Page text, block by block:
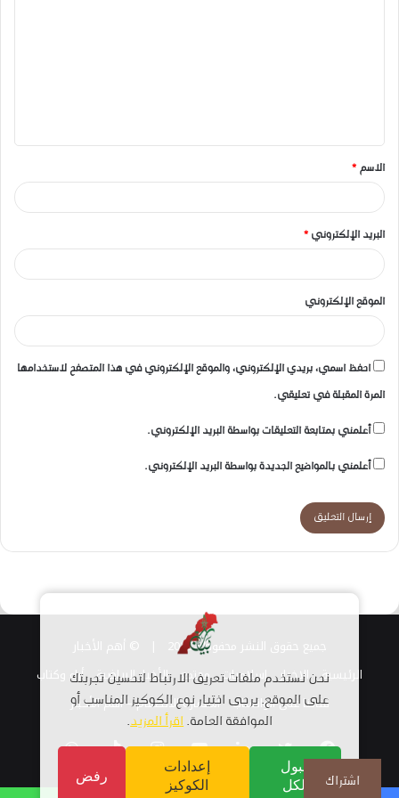
ق
*
الاسم *
البريد الإلكتروني *
الموقع الإلكتروني
احفظ اسمي، بريدي الإلكتروني، والموقع الإلكتروني في هذا المتصفح لاستخدامها
المرة المقبلة في تعليقي.
أعلمني بمتابعة التعليقات بواسطة البريد الإلكتروني.
أعلمني بالمواضيع الجديدة بواسطة البريد الإلكتروني.
جميع حقوق النشر محفوظة 2026 |
الرئيسية
الاخبار اسلاميات مجتمع الأخبار الرياضية أراء وكتاب
قناتنا على الواتساب استمارة الانضمام – أهم الأخبار
فيسبوكتويتر لينكدإنيوتيوبانستقرامTikTokواتساب
نحن نستخدم ملفات تعريف الارتباط لتحسين تجربتك
على الموقع. يرجى اختيار نوع الكوكيز المناسب أو
الموافقة العامة.اقرأ المزيد.
قبول
الكل
إعدادات
الكوكيز
رفض اشتراك